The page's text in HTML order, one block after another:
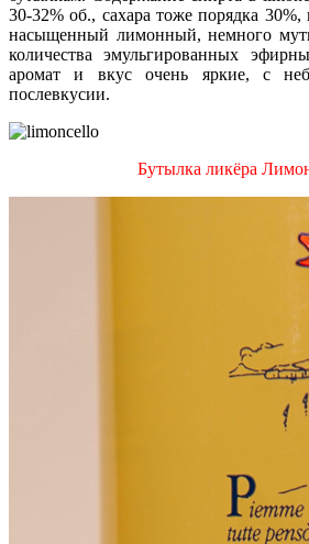
30-32% об., сахара тоже порядка
насыщенный лимонный, немного
количества эмульгированных
аромат и вкус очень яркие, с
послевкусии.
Бутылка ликёра